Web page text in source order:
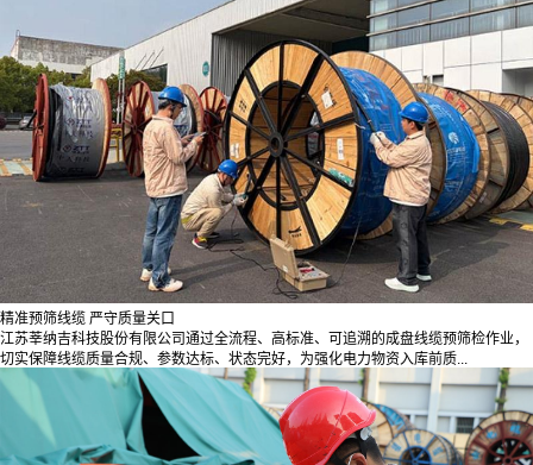
精准预筛线缆 严守质量关口
江苏莘纳吉科技股份有限公司通过全流程、高标准、可追溯的成盘线缆预筛检作业，
切实保障线缆质量合规、参数达标、状态完好，为强化电力物资入库前质...